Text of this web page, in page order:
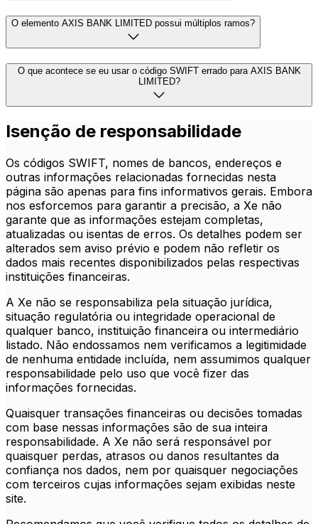
O elemento AXIS BANK LIMITED possui múltiplos ramos?
O que acontece se eu usar o código SWIFT errado para AXIS BANK
LIMITED?
Isenção de responsabilidade
Os códigos SWIFT, nomes de bancos, endereços e
outras informações relacionadas fornecidas nesta
página são apenas para fins informativos gerais. Embora
nos esforcemos para garantir a precisão, a Xe não
garante que as informações estejam completas,
atualizadas ou isentas de erros. Os detalhes podem ser
alterados sem aviso prévio e podem não refletir os
dados mais recentes disponibilizados pelas respectivas
instituições financeiras.
A Xe não se responsabiliza pela situação jurídica,
situação regulatória ou integridade operacional de
qualquer banco, instituição financeira ou intermediário
listado. Não endossamos nem verificamos a legitimidade
de nenhuma entidade incluída, nem assumimos qualquer
responsabilidade pelo uso que você fizer das
informações fornecidas.
Quaisquer transações financeiras ou decisões tomadas
com base nessas informações são de sua inteira
responsabilidade. A Xe não será responsável por
quaisquer perdas, atrasos ou danos resultantes da
confiança nos dados, nem por quaisquer negociações
com terceiros cujas informações sejam exibidas neste
site.